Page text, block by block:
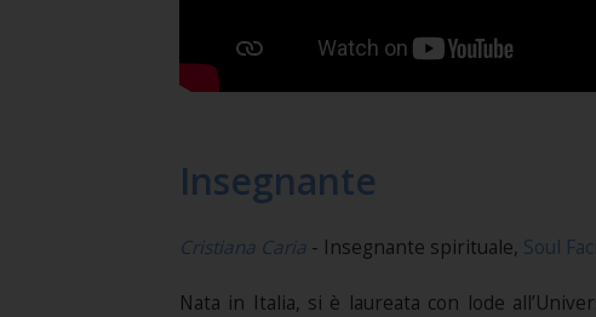
Insegnante
Cristiana Caria - Insegnante spirituale, Soul
Nata in Italia, si è laureata con lode